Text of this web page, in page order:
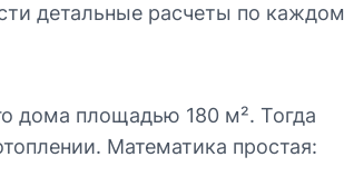
детальные расчеты по
дома площадью 180 м². Тогда
Математика простая: